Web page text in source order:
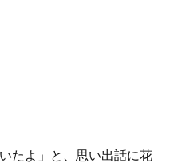
たよ」と、思い出話に花